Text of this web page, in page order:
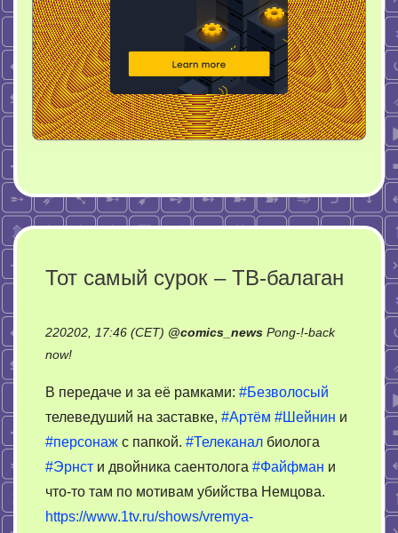
Тот самый сурок – ТВ-балаган
220202, 17:46 (CET) @comics_news Pong-!-back
now!on
самый
сурок
–
ТВ-
балаган
В передаче и за её рамками: #Безволосый
телеведуший на заставке, #Артём #Шейнин и
#персонаж с папкой. #Телеканал биолога
#Эрнст и двойника саентолога #Файфман и
что-то там по мотивам убийства Немцова.
https://www.1tv.ru/shows/vremya-